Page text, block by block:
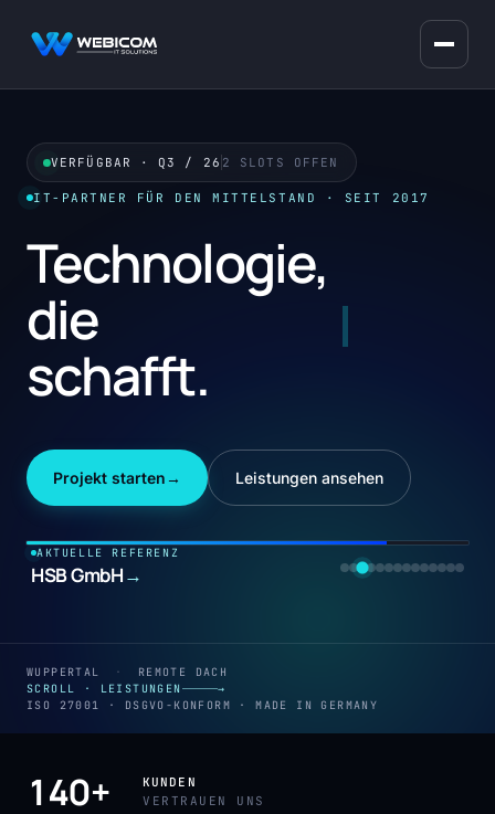
VERFÜGBAR · Q3 / 26 2 SLOTS OFFEN
IT-PARTNER FÜR DEN MITTELSTAND · SEIT 2017
Technologie,
die Substanz
schafft.
Projekt starten→ Leistungen ansehen
AKTUELLE REFERENZ
HSB GmbH→
WUPPERTAL ·
REMOTE DACH
SCROLL · LEISTUNGEN
→
ISO 27001 · DSGVO-KONFORM · MADE IN GERMANY
140+
KUNDEN
VERTRAUEN UNS